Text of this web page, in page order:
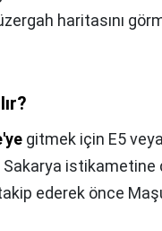
haritasını
gitmek için E5
Sakarya
ederek önce